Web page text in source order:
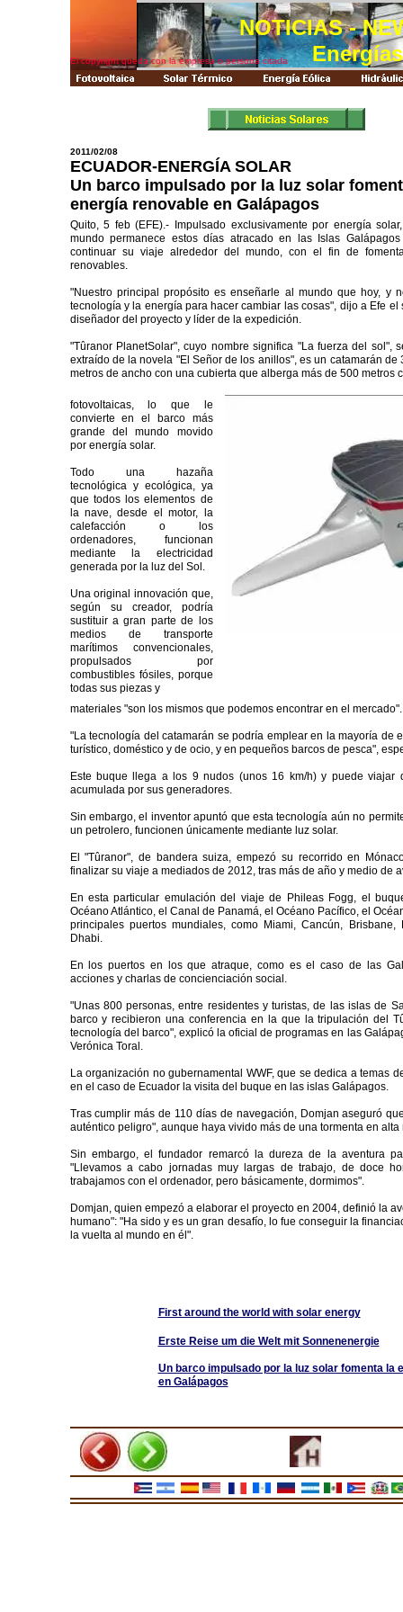
NOTICIAS -
El copyright queda con la empresa o persona citada
2011/02/08
ECUADOR-ENERGÍA SOLAR
Un barco impulsado por la luz solar
energía renovable en Galápagos
Quito, 5 feb (EFE).- Impulsado exclusivamente por energía
mundo permanece estos días atracado en las Islas
continuar su viaje alrededor del mundo, con el fin de
renovables.
"Nuestro principal propósito es enseñarle al mundo que hoy, y
tecnología y la energía para hacer cambiar las cosas", dijo a Efe
diseñador del proyecto y líder de la expedición.
"Tûranor PlanetSolar", cuyo nombre significa "La fuerza del sol",
extraído de la novela "El Señor de los anillos", es un catamarán de
metros de ancho con una cubierta que alberga más de 500 metros
fotovoltaicas, lo que le
convierte en el barco más
grande del mundo movido
por energía solar.
Todo una hazaña
tecnológica y ecológica, ya
que todos los elementos de
la nave, desde el motor, la
calefacción o los
ordenadores, funcionan
mediante la electricidad
generada por la luz del Sol.
Una original innovación que,
según su creador, podría
sustituir a gran parte de los
medios de transporte
marítimos convencionales,
propulsados por
combustibles fósiles, porque
todas sus piezas y
materiales "son los mismos que podemos encontrar en el mercado".
"La tecnología del catamarán se podría emplear en la mayoría de
turístico, doméstico y de ocio, y en pequeños barcos de pesca",
Este buque llega a los 9 nudos (unos 16 km/h) y puede
acumulada por sus generadores.
Sin embargo, el inventor apuntó que esta tecnología aún no
un petrolero, funcionen únicamente mediante luz solar.
El "Tûranor", de bandera suiza, empezó su recorrido en
finalizar su viaje a mediados de 2012, tras más de año y medio de
En esta particular emulación del viaje de Phileas Fogg, el
Océano Atlántico, el Canal de Panamá, el Océano Pacífico, el
principales puertos mundiales, como Miami, Cancún,
Dhabi.
En los puertos en los que atraque, como es el caso de las
acciones y charlas de concienciación social.
"Unas 800 personas, entre residentes y turistas, de las islas de
barco y recibieron una conferencia en la que la tripulación del
tecnología del barco", explicó la oficial de programas en las
Verónica Toral.
La organización no gubernamental WWF, que se dedica a temas
en el caso de Ecuador la visita del buque en las islas Galápagos.
Tras cumplir más de 110 días de navegación, Domjan aseguró
auténtico peligro", aunque haya vivido más de una tormenta en alta
Sin embargo, el fundador remarcó la dureza de la aventura
"Llevamos a cabo jornadas muy largas de trabajo, de doce
trabajamos con el ordenador, pero básicamente, dormimos".
Domjan, quien empezó a elaborar el proyecto en 2004, definió la
humano": "Ha sido y es un gran desafío, lo fue conseguir la
la vuelta al mundo en él".
First around the world with solar energy
Erste Reise um die Welt mit Sonnenenergie
Un barco impulsado por la luz solar fomenta la
en Galápagos